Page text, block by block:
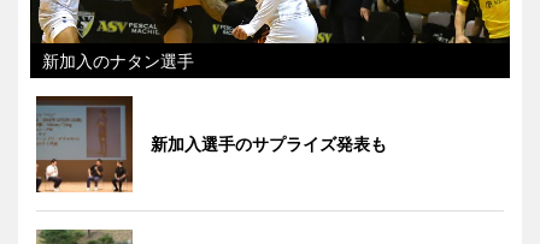
新加入のナタン選手
新加入選手のサプライズ発表も